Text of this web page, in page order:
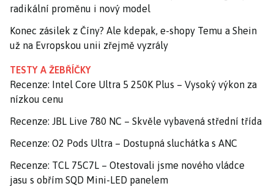
radikální proměnu i nový model
Konec zásilek z Číny? Ale kdepak, e-shopy Temu a Shein
už na Evropskou unii zřejmě vyzrály
TESTY A ŽEBŘÍČKY
Recenze: Intel Core Ultra 5 250K Plus – Vysoký výkon za
nízkou cenu
Recenze: JBL Live 780 NC – Skvěle vybavená střední třída
Recenze: O2 Pods Ultra – Dostupná sluchátka s ANC
Recenze: TCL 75C7L – Otestovali jsme nového vládce
jasu s obřím SQD Mini-LED panelem